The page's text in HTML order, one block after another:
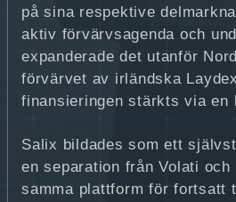
på sina respektive
aktiv förvärvsagenda och
expanderade det utanför
förvärvet av irländska
finansieringen stärkts via en
Salix bildades som ett
en separation från Volati
samma plattform för fortsatt